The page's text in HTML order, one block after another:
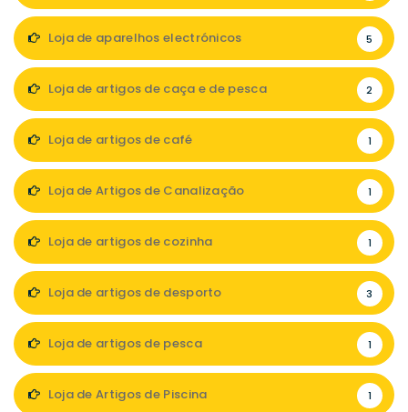
Loja de aparelhos electrónicos 5
Loja de artigos de caça e de pesca 2
Loja de artigos de café 1
Loja de Artigos de Canalização 1
Loja de artigos de cozinha 1
Loja de artigos de desporto 3
Loja de artigos de pesca 1
Loja de Artigos de Piscina 1